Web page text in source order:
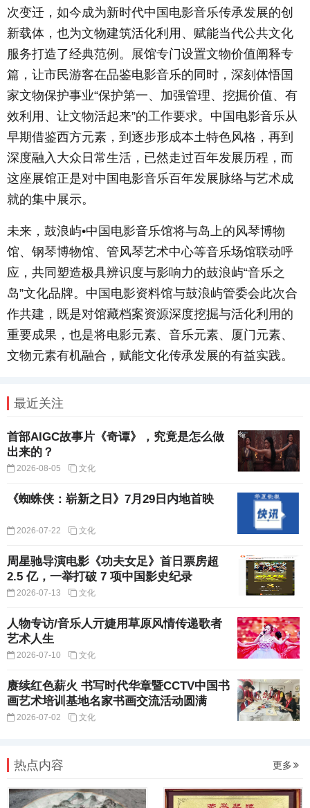
次变迁，如今成为新时代中国电影音乐传承发展的创
新载体，也为文物建筑活化利用、赋能当代公共文化
服务打造了经典范例。展馆专门设置文物价值阐释专
篇，让市民游客在品鉴电影音乐的同时，深刻体悟国
家文物保护事业“保护第一、加强管理、挖掘价值、有
效利用、让文物活起来”的工作要求。中国电影音乐从
早期借鉴西方元素，到逐步形成本土特色风格，再到
深度融入大众日常生活，已然走过百年发展历程，而
这座展馆正是对中国电影音乐百年发展脉络与艺术成
就的集中展示。
未来，鼓浪屿•中国电影音乐馆将与岛上的风琴博物
馆、钢琴博物馆、管风琴艺术中心等音乐场馆联动呼
应，共同塑造极具辨识度与影响力的鼓浪屿“音乐之
岛”文化品牌。中国电影资料馆与鼓浪屿管委会此次合
作共建，既是对馆藏档案资源深度挖掘与活化利用的
重要成果，也是将电影元素、音乐元素、厦门元素、
文物元素有机融合，赋能文化传承发展的有益实践。
最近关注
首部AIGC故事片《奇谭》，究竟是怎么做
出来的？
2026-08-05 文化
《蜘蛛侠：崭新之日》7月29日内地首映
2026-07-22 文化
周星驰导演电影《功夫女足》首日票房超
2.5 亿，一举打破 7 项中国影史纪录
2026-07-13 文化
人物专访/音乐人亓婕用草原风情传递歌者
艺术人生
2026-07-10 文化
赓续红色薪火 书写时代华章暨CCTV中国书
画艺术培训基地名家书画交流活动圆满
2026-07-02 文化
热点内容 更多